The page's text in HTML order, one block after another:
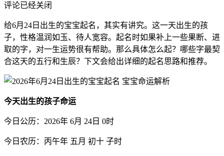
评论已经关闭
给6月24日出生的宝宝起名，其实有讲究。这一天出生的孩
子，性格温润如玉、待人宽容。起名时如果补上一些果断、进
取的字，对一生运势很有帮助。那么具体怎么起？哪些字最契
合这天的五行和生辰？下文会给出详细的起名思路和推荐。
今天出生的孩子命运
今日公历：2026年 6月 24日 0时
今日农历：丙午年 五月 初十 子时